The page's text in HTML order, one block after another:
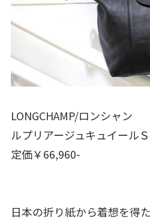
LONGCHAMP/ロンシャン
ルプリアージュキュイールＳ
定価￥66,960-
日本の折り紙から着想を得